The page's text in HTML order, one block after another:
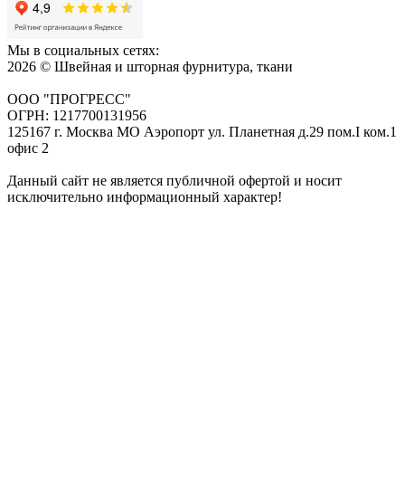
Мы в социальных сетях:
2026 © Швейная и шторная фурнитура, ткани
ООО "ПРОГРЕСС"
ОГРН: 1217700131956
125167 г. Москва МО Аэропорт ул. Планетная д.29 пом.I ком.1
офис 2
Данный сайт не является публичной офертой и носит
исключительно информационный характер!